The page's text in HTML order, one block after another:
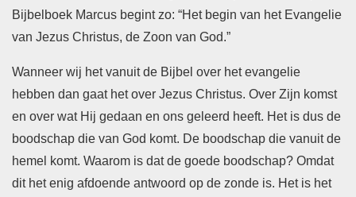
Bijbelboek Marcus begint zo: “Het begin van het Evangelie
van Jezus Christus, de Zoon van God.”
Wanneer wij het vanuit de Bijbel over het evangelie
hebben dan gaat het over Jezus Christus. Over Zijn komst
en over wat Hij gedaan en ons geleerd heeft. Het is dus de
boodschap die van God komt. De boodschap die vanuit de
hemel komt. Waarom is dat de goede boodschap? Omdat
dit het enig afdoende antwoord op de zonde is. Het is het